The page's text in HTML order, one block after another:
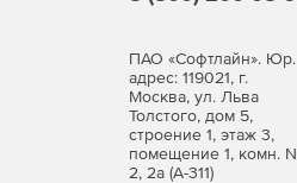
ПАО «Софтлайн». Юр.
адрес: 119021, г.
Москва, ул. Льва
Толстого, дом 5,
строение 1, этаж 3,
помещение 1, комн.
2, 2а (А-311)